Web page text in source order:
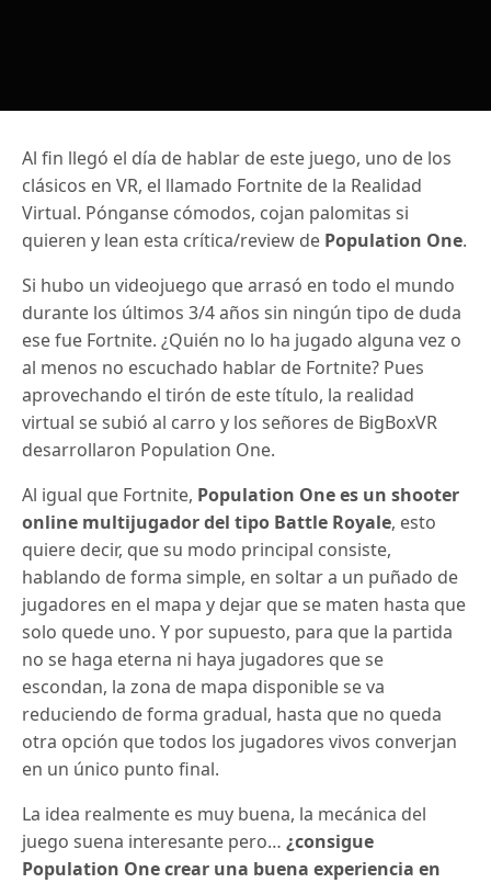
Al fin llegó el día de hablar de este juego, uno de los
clásicos en VR, el llamado Fortnite de la Realidad
Virtual. Pónganse cómodos, cojan palomitas si
quieren y lean esta crítica/review de Population One.
Si hubo un videojuego que arrasó en todo el mundo
durante los últimos 3/4 años sin ningún tipo de duda
ese fue Fortnite. ¿Quién no lo ha jugado alguna vez o
al menos no escuchado hablar de Fortnite? Pues
aprovechando el tirón de este título, la realidad
virtual se subió al carro y los señores de BigBoxVR
desarrollaron Population One.
Al igual que Fortnite, Population One es un shooter
online multijugador del tipo Battle Royale, esto
quiere decir, que su modo principal consiste,
hablando de forma simple, en soltar a un puñado de
jugadores en el mapa y dejar que se maten hasta que
solo quede uno. Y por supuesto, para que la partida
no se haga eterna ni haya jugadores que se
escondan, la zona de mapa disponible se va
reduciendo de forma gradual, hasta que no queda
otra opción que todos los jugadores vivos converjan
en un único punto final.
La idea realmente es muy buena, la mecánica del
juego suena interesante pero…¿consigue
Population One crear una buena experiencia en